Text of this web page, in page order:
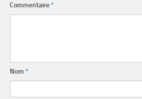
Commentaire*
Nom *